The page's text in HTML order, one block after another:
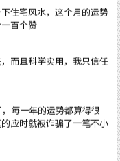
而且科学实用，我只信任
每一年的运势都算得很
应时就被诈骗了一笔不小
算过，陈先生是最准的一